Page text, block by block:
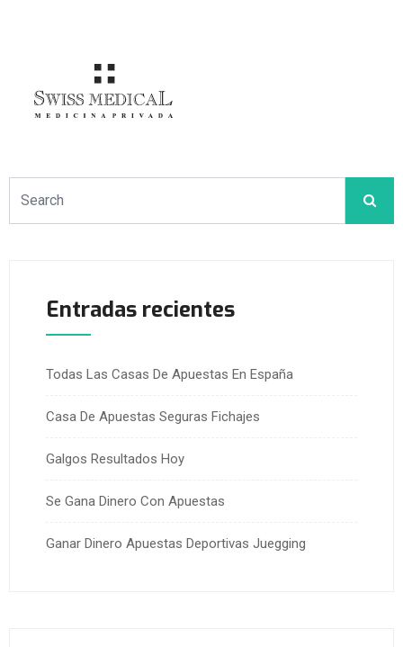
Entradas recientes
Todas Las Casas De Apuestas En España
Casa De Apuestas Seguras Fichajes
Galgos Resultados Hoy
Se Gana Dinero Con Apuestas
Ganar Dinero Apuestas Deportivas Juegging